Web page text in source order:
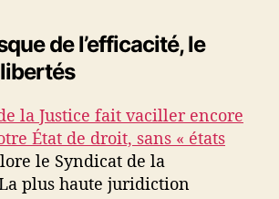
de l’efficacité, le
la Justice fait vaciller encore
État de droit, sans « états
le Syndicat de la
plus haute juridiction